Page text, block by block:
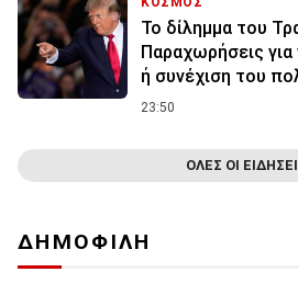
Το δίλημμα του
Παραχωρήσεις για
ή συνέχιση του
23:50
ΟΛΕΣ ΟΙ
ΔΗΜΟΦΙΛΗ